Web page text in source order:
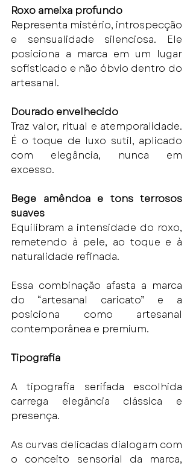
Roxo ameixa profundo
Representa mistério, introspecção
e sensualidade silenciosa. Ele
posiciona a marca em um lugar
sofisticado e não óbvio dentro do
artesanal.
Dourado envelhecido
Traz valor, ritual e atemporalidade.
É o toque de luxo sutil, aplicado
com elegância, nunca em
excesso.
Bege amêndoa e tons terrosos
suaves
Equilibram a intensidade do roxo,
remetendo à pele, ao toque e à
naturalidade refinada.
Essa combinação afasta a marca
do “artesanal caricato” e a
posiciona como artesanal
contemporânea e premium.
Tipografia
A tipografia serifada escolhida
carrega elegância clássica e
presença.
As curvas delicadas dialogam com
o conceito sensorial da marca,